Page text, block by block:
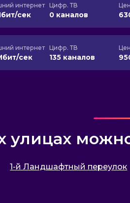
интернет
сек
Цифр. ТВ
0 каналов
интернет
сек
Цифр. ТВ
135 каналов
улицах
1-й Ландшафтный переулок